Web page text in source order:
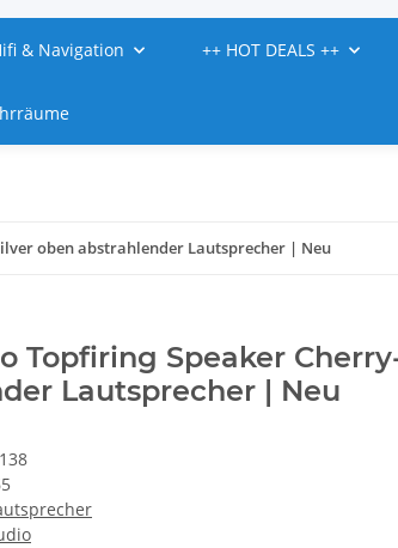
& Navigation ++ HOT DEALS ++
oben abstrahlender Lautsprecher | Neu
Topfiring Speaker
Lautsprecher | Neu